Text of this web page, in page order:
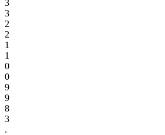
3
3
2
2
1
1
0
0
9
9
8
3
.